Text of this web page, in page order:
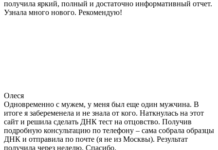
получила яркий, полный и достаточно информативный отчет.
Узнала много нового. Рекомендую!
Олеся
Одновременно с мужем, у меня был еще один мужчина. В
итоге я забеременела и не знала от кого. Наткнулась на этот
сайт и решила сделать ДНК тест на отцовство. Получив
подробную консультацию по телефону – сама собрала образцы
ДНК и отправила по почте (я не из Москвы). Результат
получила через неделю. Спасибо.